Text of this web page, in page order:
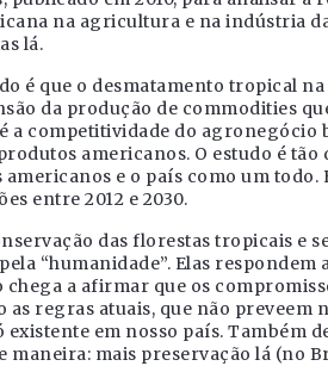
na agricultura e na indústria
lá.
é que o desmatamento tropical
da produção de commodities
é a competitividade do
americanos. O estudo é
e o país como um
entre 2012 e 2030.
das florestas tropicais e
“humanidade”. Elas
a afirmar que os
regras atuais, que não
existente em nosso país. Também
maneira: mais preservação lá (no